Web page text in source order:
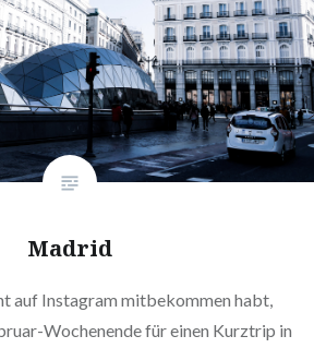
Madrid
auf Instagram mitbekommen habt,
Wochenende für einen Kurztrip in